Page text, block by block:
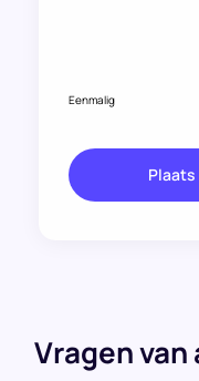
Eenmalig
Vragen